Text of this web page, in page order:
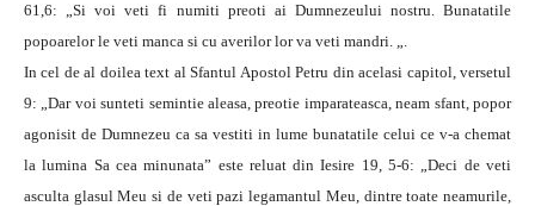
61,6: „Si voi veti fi numiti preoti ai Dumnezeului nostru. Bunatatile
popoarelor le veti manca si cu averilor lor va veti mandri. „.
In cel de al doilea text al Sfantul Apostol Petru din acelasi capitol, versetul
9: „Dar voi sunteti semintie aleasa, preotie imparateasca, neam sfant, popor
agonisit de Dumnezeu ca sa vestiti in lume bunatatile celui ce v-a chemat
la lumina Sa cea minunata” este reluat din Iesire 19, 5-6: „Deci de veti
asculta glasul Meu si de veti pazi legamantul Meu, dintre toate neamurile,